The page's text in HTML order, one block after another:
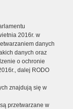
2016r. w
danych
danych oraz
o ochronie
dalej RODO
znajdują się w
przetwarzane w